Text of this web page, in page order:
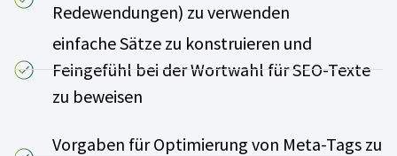
Redewendungen) zu verwenden
einfache Sätze zu konstruieren und
Feingefühl bei der Wortwahl für SEO-Texte
zu beweisen
Vorgaben für Optimierung von Meta-Tags zu